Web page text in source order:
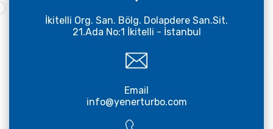
İkitelli Org. San. Bölg. Dolapdere San.Sit.
21.Ada No:1 İkitelli - İstanbul
Email
info@yenerturbo.com